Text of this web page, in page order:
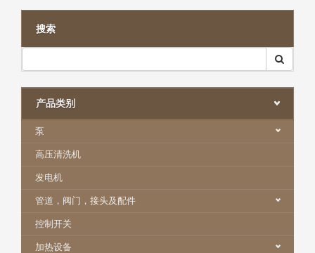
搜索
产品类别
泵
高压清洗机
发电机
管道，阀门，接头及配件
控制开关
加热设备